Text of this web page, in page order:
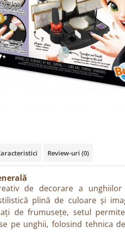
Review-uri (0)
de decorare a
plină de culoare și
de frumusețe, setul
pe unghii, folosind tehnica